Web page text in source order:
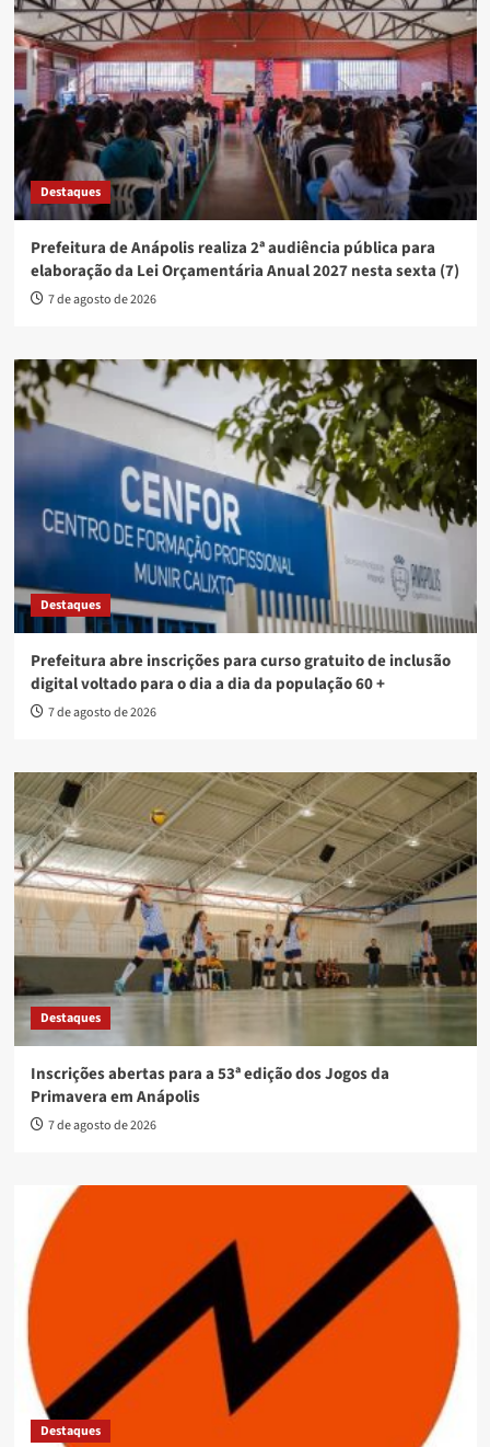
Destaques
Prefeitura de Anápolis realiza 2ª audiência pública para
elaboração da Lei Orçamentária Anual 2027 nesta sexta (7)
7 de agosto de 2026
Destaques
Prefeitura abre inscrições para curso gratuito de inclusão
digital voltado para o dia a dia da população 60 +
7 de agosto de 2026
Destaques
Inscrições abertas para a 53ª edição dos Jogos da
Primavera em Anápolis
7 de agosto de 2026
Destaques